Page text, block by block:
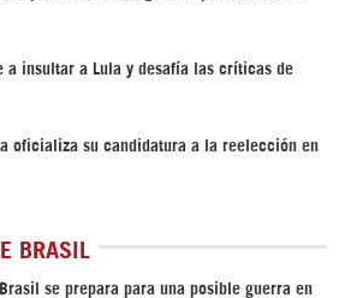
a insultar a Lula y desafía las críticas de
oficializa su candidatura a la reelección en
BRASIL
se prepara para una posible guerra en